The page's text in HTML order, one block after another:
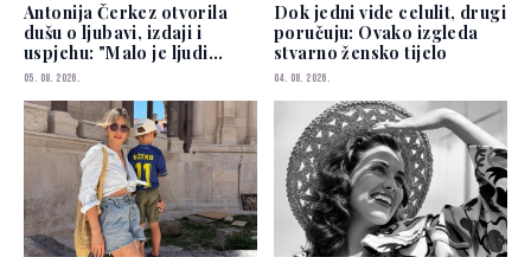
Antonija Čerkez otvorila
dušu o ljubavi, izdaji i
uspjehu: "Malo je ljudi
kojima možete vjerovati"
05. 08. 2026.
Dok jedni vide celulit, drugi
poručuju: Ovako izgleda
stvarno žensko tijelo
04. 08. 2026.